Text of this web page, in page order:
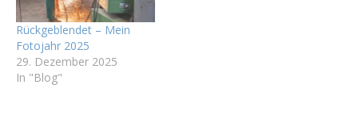
Rückgeblendet – Mein
Fotojahr 2025
29. Dezember 2025
In "Blog"